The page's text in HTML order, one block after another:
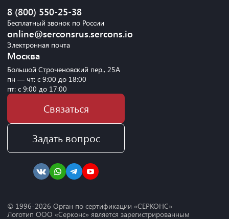
8 (800) 550-25-38
Бесплатный звонок по России
online@serconsrus.sercons.io
Электронная почта
Москва
Большой Строченовский пер., 25А
пн — чт: с 9:00 до 18:00
пт: с 9:00 до 17:00
Связаться
Задать вопрос
© 1996-2026 Орган по сертификации «СЕРКОНС»
Логотип ООО «Серконс» является зарегистрированным